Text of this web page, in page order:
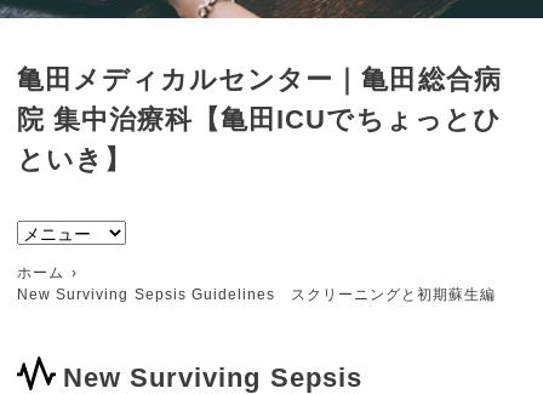
亀田メディカルセンター｜亀田総合病
院 集中治療科【亀田ICUでちょっとひ
といき】
ホーム
New Surviving Sepsis Guidelines スクリーニングと初期蘇生編
New Surviving Sepsis